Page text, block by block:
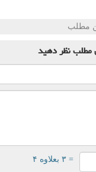
مطلب
مطلبنظر دهید
= ۳ بعلاوه ۴